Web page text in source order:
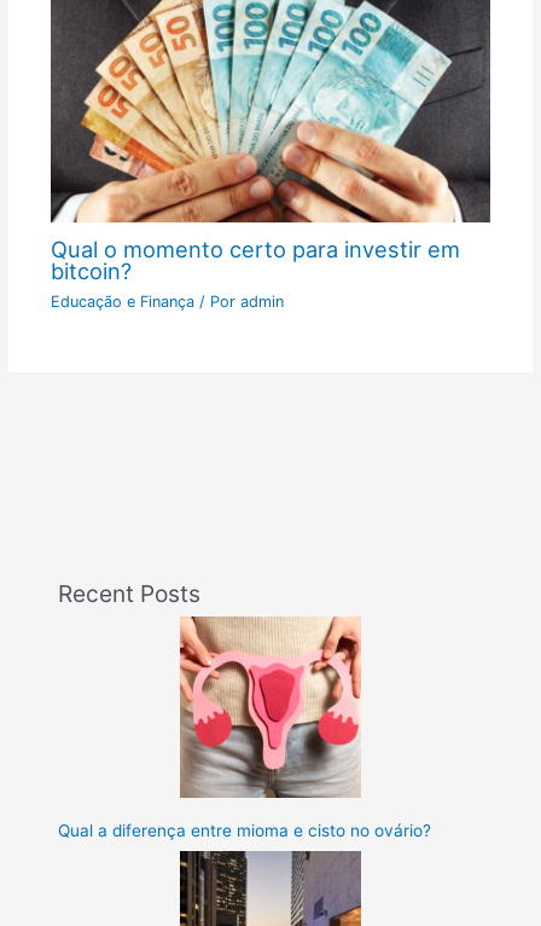
Qual o momento certo para investir em
bitcoin?
Educação e Finança/ Por admin
Recent Posts
Qual a diferença entre mioma e cisto no ovário?